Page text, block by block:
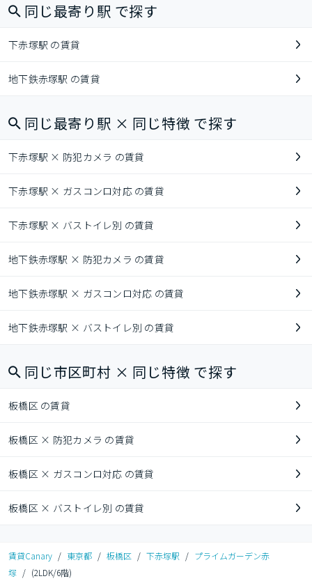
同じ最寄り駅 で探す
下赤塚駅 の賃貸
地下鉄赤塚駅 の賃貸
同じ最寄り駅 × 同じ特徴 で探す
下赤塚駅 × 防犯カメラ の賃貸
下赤塚駅 × ガスコンロ対応 の賃貸
下赤塚駅 × バストイレ別 の賃貸
地下鉄赤塚駅 × 防犯カメラ の賃貸
地下鉄赤塚駅 × ガスコンロ対応 の賃貸
地下鉄赤塚駅 × バストイレ別 の賃貸
同じ市区町村 × 同じ特徴 で探す
板橋区 の賃貸
板橋区 × 防犯カメラ の賃貸
板橋区 × ガスコンロ対応 の賃貸
板橋区 × バストイレ別 の賃貸
賃貸Canary / 東京都 / 板橋区 / 下赤塚駅 / プライムガーデン赤
塚 / (2LDK/6階)